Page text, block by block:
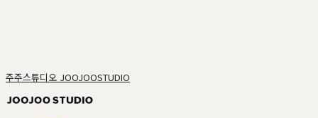
주주스튜디오 JOOJOOSTUDIO